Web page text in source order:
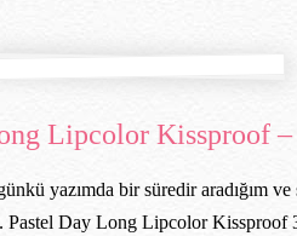
Lipcolor Kissproof –
yazımda bir süredir aradığım
Pastel Day Long Lipcolor Kissproof